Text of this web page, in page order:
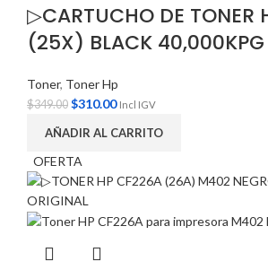
▷CARTUCHO DE TONER
(25X) BLACK 40,000KPG
Toner, Toner Hp
$349.00 $310.00 Incl IGV
AÑADIR AL CARRITO
OFERTA